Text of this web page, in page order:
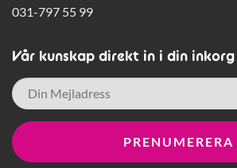
031-797 55 99
Vår kunskap direkt in i din inkorg
E-
post *